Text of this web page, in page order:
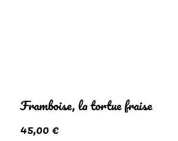
Framboise, la tortue fraise
45,00 €